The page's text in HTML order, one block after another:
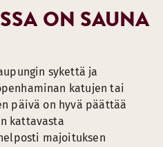
ON SAUNA
sykettä ja
katujen tai
päivä on hyvä päättää
kattavasta
majoituksen